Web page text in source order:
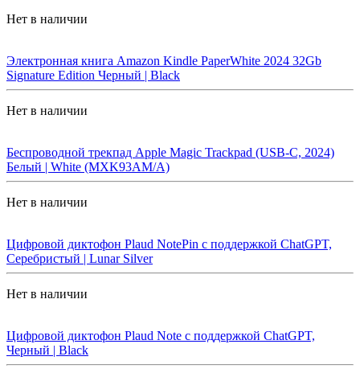
Нет в наличии
Электронная книга Amazon Kindle PaperWhite 2024 32Gb
Signature Edition Черный | Black
Нет в наличии
Беспроводной трекпад Apple Magic Trackpad (USB-C, 2024)
Белый | White (MXK93AM/A)
Нет в наличии
Цифровой диктофон Plaud NotePin с поддержкой ChatGPT,
Серебристый | Lunar Silver
Нет в наличии
Цифровой диктофон Plaud Note с поддержкой ChatGPT,
Черный | Black